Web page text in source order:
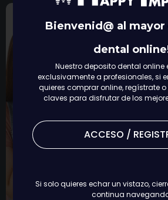
Bienvenid@ al
dental
Nuestro deposito dental online
exclusivamente a profesionales, si
quieres comprar online, regístrate
claves para disfrutar de los
ACCESO /
Si solo quieres echar un vistazo,
continua